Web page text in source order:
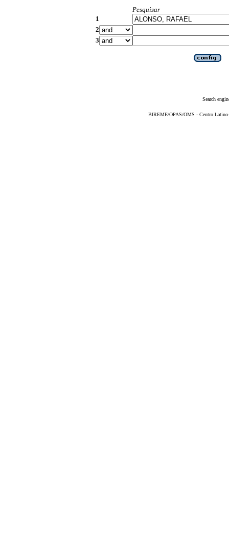
Pesquisar
1
2
3
Search
BIREME/OPAS/OMS - Centro Latino-